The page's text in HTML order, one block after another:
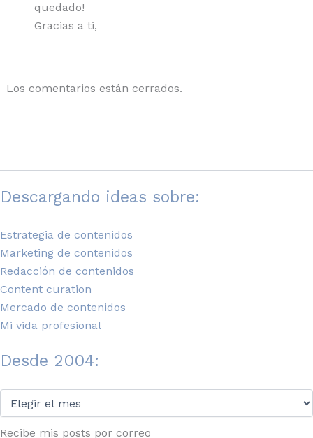
quedado!
Gracias a ti,
Los comentarios están cerrados.
Descargando ideas sobre:
Estrategia de contenidos
Marketing de contenidos
Redacción de contenidos
Content curation
Mercado de contenidos
Mi vida profesional
Desde 2004:
2004:
Recibe mis posts por correo